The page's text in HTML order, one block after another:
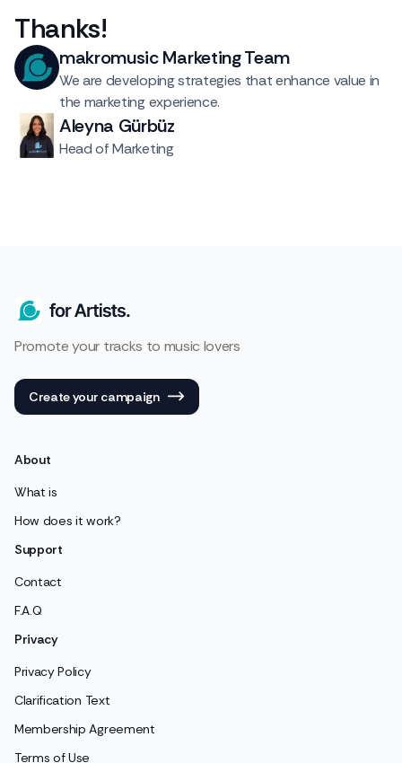
Thanks!
makromusic Marketing Team
We are developing strategies that enhance value in
the marketing experience.
Aleyna Gürbüz
Head of Marketing
Promote your tracks to music lovers
Create your campaign
About
What is
How does it work?
Support
Contact
F.A.Q
Privacy
Privacy Policy
Clarification Text
Membership Agreement
Terms of Use